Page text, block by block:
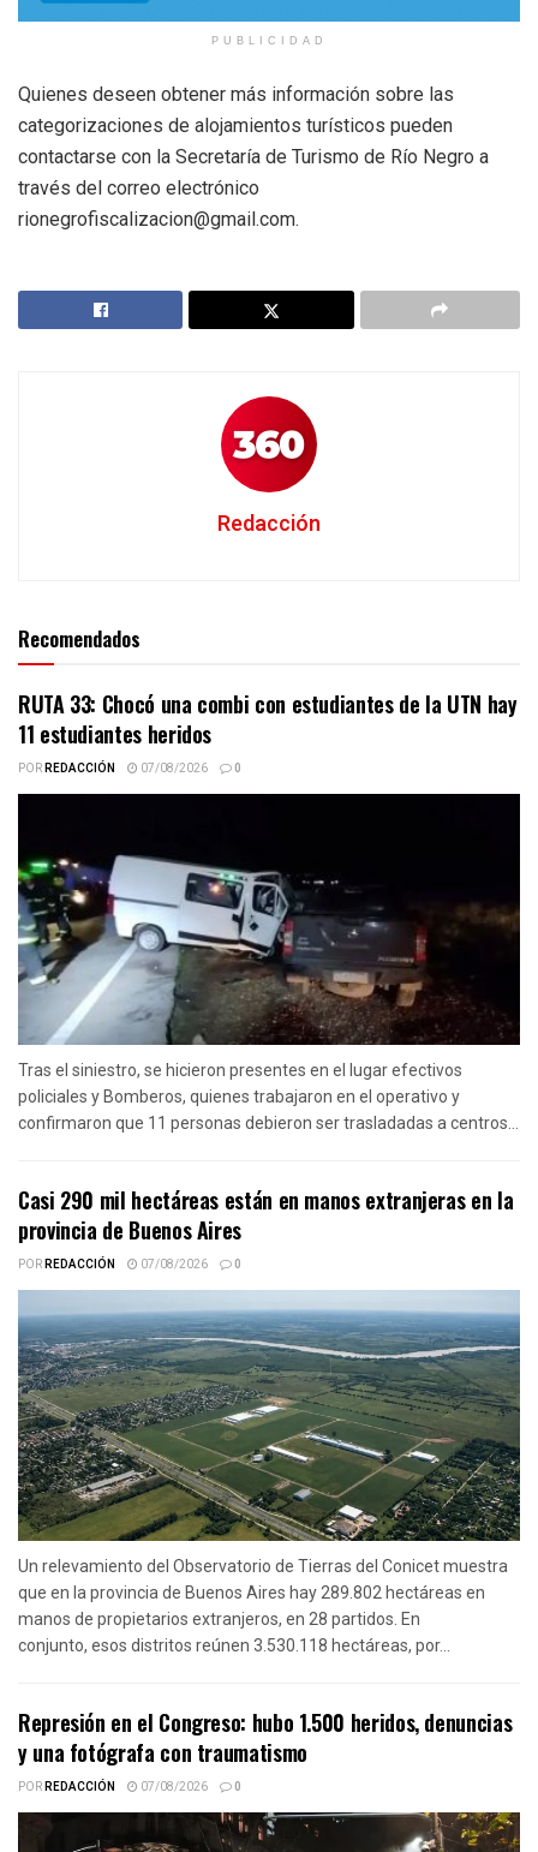
PUBLICIDAD
Quienes deseen obtener más información sobre las
categorizaciones de alojamientos turísticos pueden
contactarse con la Secretaría de Turismo de Río Negro a
través del correo electrónico
rionegrofiscalizacion@gmail.com.
Redacción
Recomendados
RUTA 33: Chocó una combi con estudiantes de la UTN hay
11 estudiantes heridos
PORREDACCIÓN 07/08/2026 0
Tras el siniestro, se hicieron presentes en el lugar efectivos
policiales y Bomberos, quienes trabajaron en el operativo y
confirmaron que 11 personas debieron ser trasladadas a centros...
Casi 290 mil hectáreas están en manos extranjeras en la
provincia de Buenos Aires
PORREDACCIÓN 07/08/2026 0
Un relevamiento del Observatorio de Tierras del Conicet muestra
que en la provincia de Buenos Aires hay 289.802 hectáreas en
manos de propietarios extranjeros, en 28 partidos. En
conjunto, esos distritos reúnen 3.530.118 hectáreas, por...
Represión en el Congreso: hubo 1.500 heridos, denuncias
y una fotógrafa con traumatismo
PORREDACCIÓN 07/08/2026 0